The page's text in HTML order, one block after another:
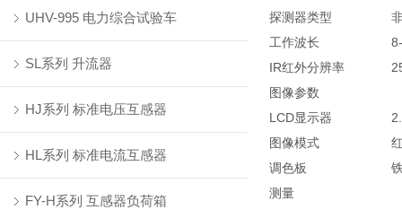
UHV-995 电力综合试验车
SL系列 升流器
HJ系列 标准电压互感器
HL系列 标准电流互感器
FY-H系列 互感器负荷箱
探测器类型
工作波长
IR红外分辨率
图像参数
LCD显示器
图像模式
调色板
测量